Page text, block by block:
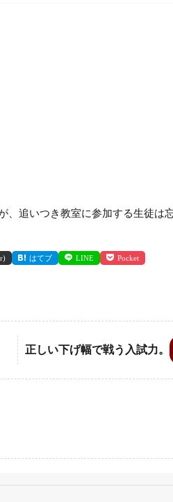
、追いつき教室に参加する生徒は
はてブ LINE Pocket
正しい下げ幅で戦う入試力。